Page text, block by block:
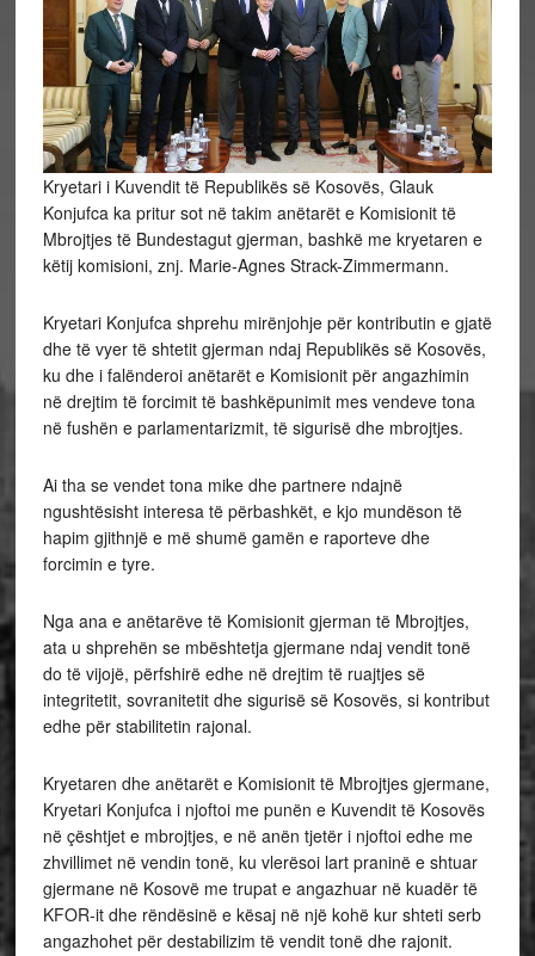
Kryetari i Kuvendit të Republikës së Kosovës, Glauk
Konjufca ka pritur sot në takim anëtarët e Komisionit të
Mbrojtjes të Bundestagut gjerman, bashkë me kryetaren e
këtij komisioni, znj. Marie-Agnes Strack-Zimmermann.
Kryetari Konjufca shprehu mirënjohje për kontributin e gjatë
dhe të vyer të shtetit gjerman ndaj Republikës së Kosovës,
ku dhe i falënderoi anëtarët e Komisionit për angazhimin
në drejtim të forcimit të bashkëpunimit mes vendeve tona
në fushën e parlamentarizmit, të sigurisë dhe mbrojtjes.
Ai tha se vendet tona mike dhe partnere ndajnë
ngushtësisht interesa të përbashkët, e kjo mundëson të
hapim gjithnjë e më shumë gamën e raporteve dhe
forcimin e tyre.
Nga ana e anëtarëve të Komisionit gjerman të Mbrojtjes,
ata u shprehën se mbështetja gjermane ndaj vendit tonë
do të vijojë, përfshirë edhe në drejtim të ruajtjes së
integritetit, sovranitetit dhe sigurisë së Kosovës, si kontribut
edhe për stabilitetin rajonal.
Kryetaren dhe anëtarët e Komisionit të Mbrojtjes gjermane,
Kryetari Konjufca i njoftoi me punën e Kuvendit të Kosovës
në çështjet e mbrojtjes, e në anën tjetër i njoftoi edhe me
zhvillimet në vendin tonë, ku vlerësoi lart praninë e shtuar
gjermane në Kosovë me trupat e angazhuar në kuadër të
KFOR-it dhe rëndësinë e kësaj në një kohë kur shteti serb
angazhohet për destabilizim të vendit tonë dhe rajonit.